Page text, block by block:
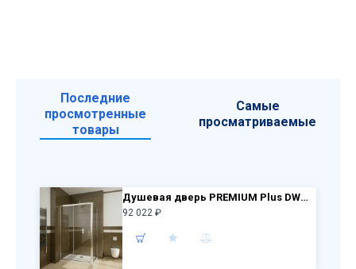
Последние
просмотренные
товары
Самые
просматриваемые
Душевая дверь PREMIUM Plus DWJ 130 33333-01-01N +S 90 33403-01-01N прозр стекл
92 022 ₽